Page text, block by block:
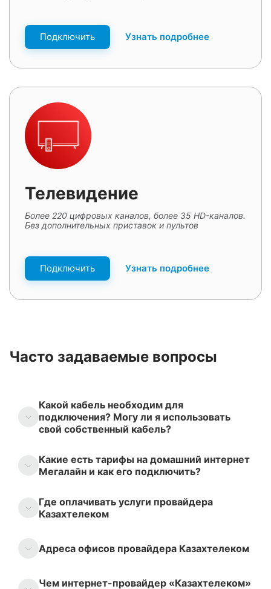
Подключить Узнать подробнее
Телевидение
Более 220 цифровых каналов, более 35 HD-каналов.
Без дополнительных приставок и пультов
Подключить Узнать подробнее
Часто задаваемые вопросы
Какой кабель необходим для
подключения? Могу ли я использовать
свой собственный кабель?
Какие есть тарифы на домашний интернет
Мегалайн и как его подключить?
Где оплачивать услуги провайдера
Казахтелеком
Адреса офисов провайдера Казахтелеком
Чем интернет-провайдер «Казахтелеком»